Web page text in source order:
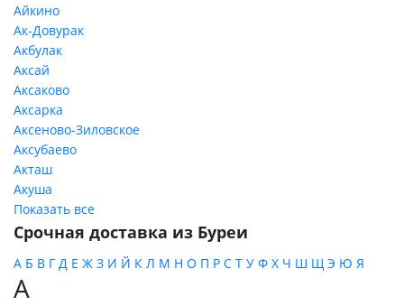
Айкино
Ак-Довурак
Акбулак
Аксай
Аксаково
Аксарка
Аксеново-Зиловское
Аксубаево
Акташ
Акуша
Показать все
Срочная доставка из Буреи
А Б В Г Д Е Ж З И Й К Л М Н О П Р С Т У Ф Х Ч Ш Щ Э Ю Я
А